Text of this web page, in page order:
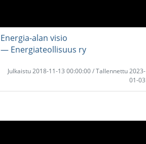
Energia-alan visio
― Energiateollisuus ry
Julkaistu 2018-11-13 00:00:00 / Tallennettu 2023-
01-03